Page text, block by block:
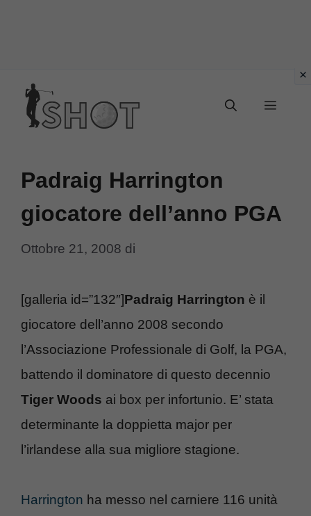
contenuto
Menu
Padraig Harrington
giocatore dell’anno PGA
Ottobre 21, 2008 di
[galleria id=”132″]Padraig Harrington è il
giocatore dell’anno 2008 secondo
l’Associazione Professionale di Golf, la PGA,
battendo il dominatore di questo decennio
Tiger Woods ai box per infortunio. E’ stata
determinante la doppietta major per
l’irlandese alla sua migliore stagione.
Harrington ha messo nel carniere 116 unità